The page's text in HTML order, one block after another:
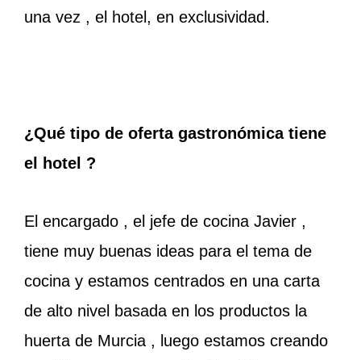
una vez , el hotel, en exclusividad.
¿Qué tipo de oferta gastronómica tiene
el hotel ?
El encargado , el jefe de cocina Javier ,
tiene muy buenas ideas para el tema de
cocina y estamos centrados en una carta
de alto nivel basada en los productos la
huerta de Murcia , luego estamos creando